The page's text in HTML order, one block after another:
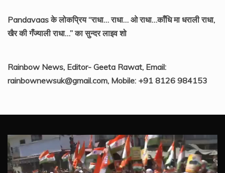
Pandavaas के लोकप्रिय “राधा… राधा… ओ राधा…काँधि मा धराली राधा,
खैर की गँज्याली राधा…” का सुन्दर लाइव शो
Rainbow News, Editor- Geeta Rawat, Email:
rainbownewsuk@gmail.com, Mobile: +91 8126 984153
Video
Player